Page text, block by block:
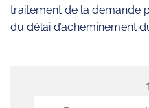
traitement de la demande
du délai d’acheminement